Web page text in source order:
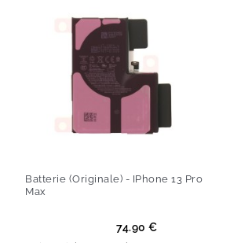
Batterie (Originale) - IPhone 13 Pro
Max
74.90 €